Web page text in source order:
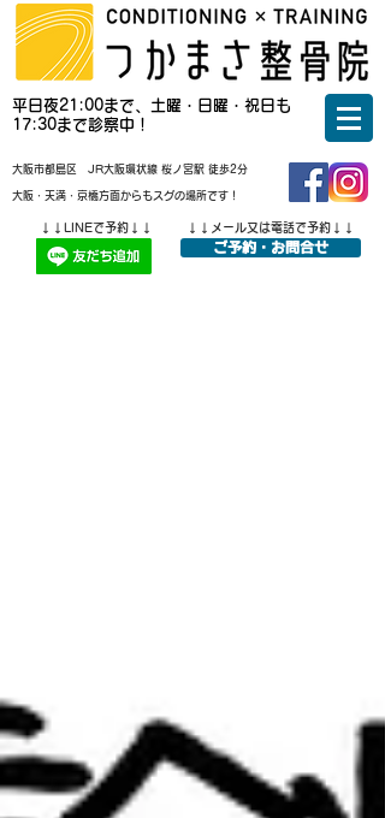
平日夜21:00まで、土曜・日曜・祝日も
17:30まで診察中！
大阪市都島区 JR大阪環状線 桜ノ宮駅 徒歩2分
大阪・天満・京橋方面からもスグの場所です！
↓↓LINEで予約↓↓ ↓↓メール又は電話で予約↓↓
ご予約・お問合せ